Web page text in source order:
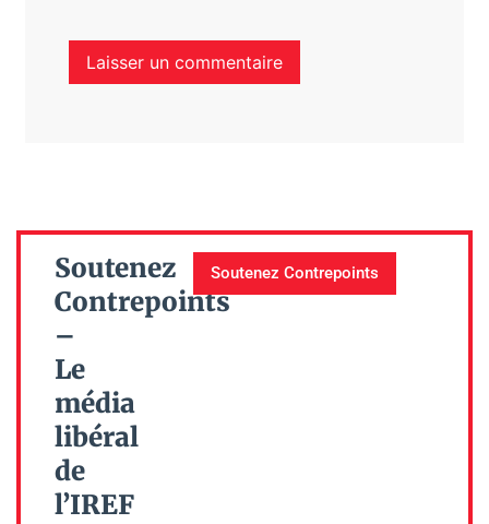
Soutenez
Contrepoints
–
Le
média
libéral
de
l’IREF
Soutenez Contrepoints